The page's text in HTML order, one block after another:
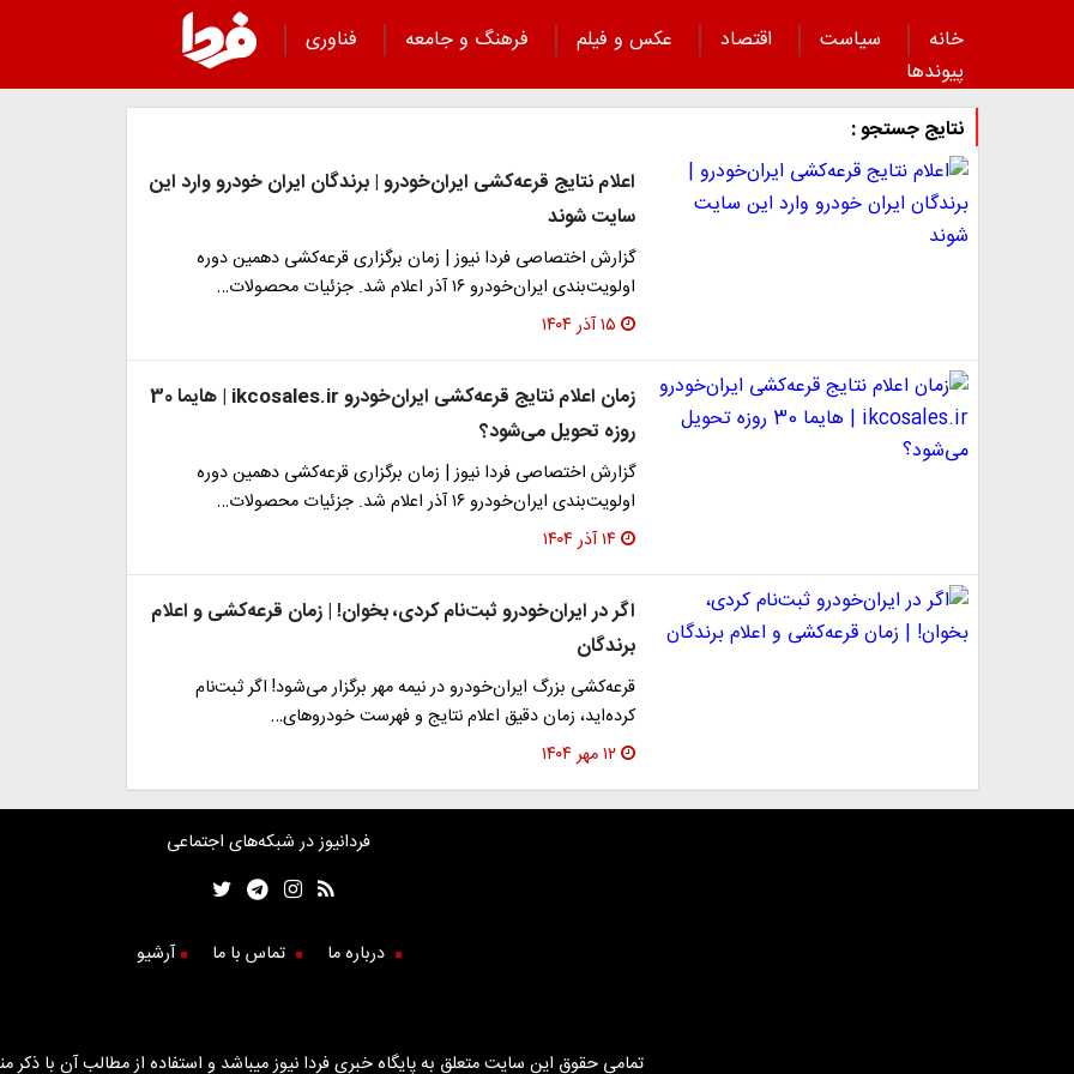
خانه سیاست اقتصاد عکس و فیلم فرهنگ و جامعه
فناوری
پیوند‌ها
نتایج جستجو :
اعلام نتایج قرعه‌کشی ایران‌خودرو | برندگان ایران خودرو وارد این
سایت شوند
گزارش اختصاصی فردا نیوز | زمان برگزاری قرعه‌کشی دهمین دوره
اولویت‌بندی ایران‌خودرو ۱۶ آذر اعلام شد. جزئیات محصولات…
۱۵ آذر ۱۴۰۴
زمان اعلام نتایج قرعه‌کشی ایران‌خودرو ikcosales.ir | هایما 30
روزه تحویل می‌شود؟
گزارش اختصاصی فردا نیوز | زمان برگزاری قرعه‌کشی دهمین دوره
اولویت‌بندی ایران‌خودرو ۱۶ آذر اعلام شد. جزئیات محصولات…
۱۴ آذر ۱۴۰۴
اگر در ایران‌خودرو ثبت‌نام کردی، بخوان! | زمان قرعه‌کشی و اعلام
برندگان
قرعه‌کشی بزرگ ایران‌خودرو در نیمه مهر برگزار می‌شود! اگر ثبت‌نام
کرده‌اید، زمان دقیق اعلام نتایج و فهرست خودروهای…
۱۲ مهر ۱۴۰۴
فردانیوز در شبکه‌های اجتماعی
درباره ما تماس با ما آرشیو
تمامی حقوق این سایت متعلق به پایگاه خبری فردا نیوز میباشد و استفاده از مطالب آن با ذکر